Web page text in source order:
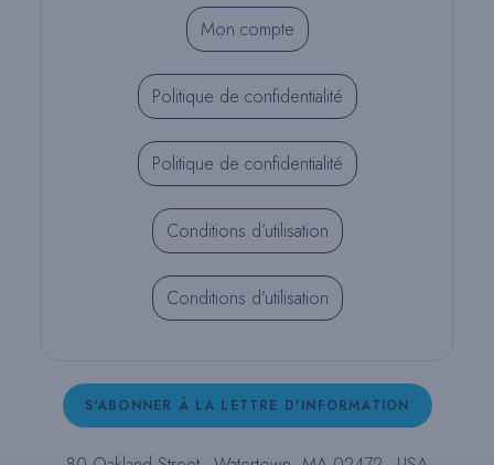
Mon compte
Politique de confidentialité
Politique de confidentialité
Conditions d’utilisation
Conditions d’utilisation
S'ABONNER À LA LETTRE D'INFORMATION